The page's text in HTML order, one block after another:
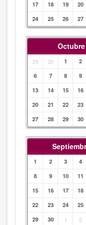
17
18 19 20
24
25 26 27
29 30 1 2
6
7 8 9
13
14 15 16
20
21 22 23
27
28 29 30
1 2 3 4
8
9 10 11
15
16 17 18
22
23 24 25
29
30 1 2